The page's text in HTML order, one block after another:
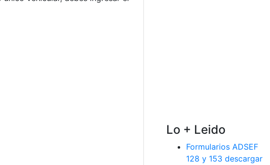
Lo + Leido
Formularios ADSEF
128 y 153 descargar